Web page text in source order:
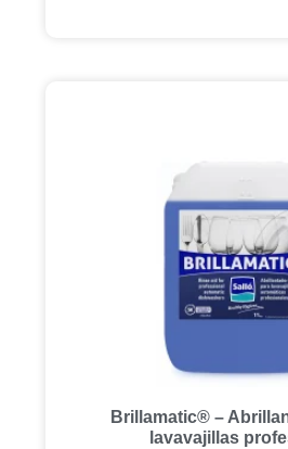
Brillamatic® –
lavavajillas